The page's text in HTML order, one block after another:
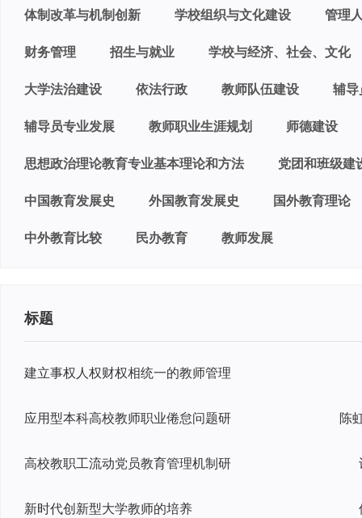
体制改革与机制创新 学校组织与文化建设 管理
财务管理 招生与就业 学校与经济、社会、文化
大学法治建设 依法行政 教师队伍建设 辅
辅导员专业发展 教师职业生涯规划 师德建设
思想政治理论教育专业基本理论和方法 党团和班级建
中国教育发展史 外国教育发展史 国外教育理论
中外教育比较 民办教育 教师发展
标题
建立事权人权财权相统一的教师管理
应用型本科高校教师职业倦怠问题研 陈
高校教职工流动党员教育管理机制研
新时代创新型大学教师的培养